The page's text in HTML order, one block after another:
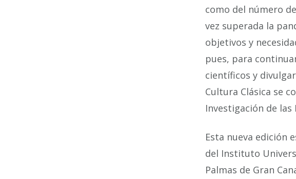
como del número
vez superada la
objetivos y
pues, para
científicos y
Cultura Clásica se
Investigación de las
Esta nueva edición
del Instituto
Palmas de Gran